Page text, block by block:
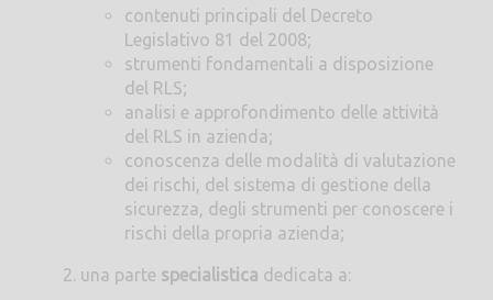
contenuti principali del Decreto
Legislativo 81 del 2008;
strumenti fondamentali a disposizione
del RLS;
analisi e approfondimento delle attività
del RLS in azienda;
conoscenza delle modalità di valutazione
dei rischi, del sistema di gestione della
sicurezza, degli strumenti per conoscere i
rischi della propria azienda;
una parte specialistica dedicata a: